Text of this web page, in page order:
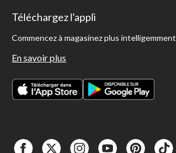
Téléchargez l'appli
Commencez à magasinez plus intelligemment
En savoir plus